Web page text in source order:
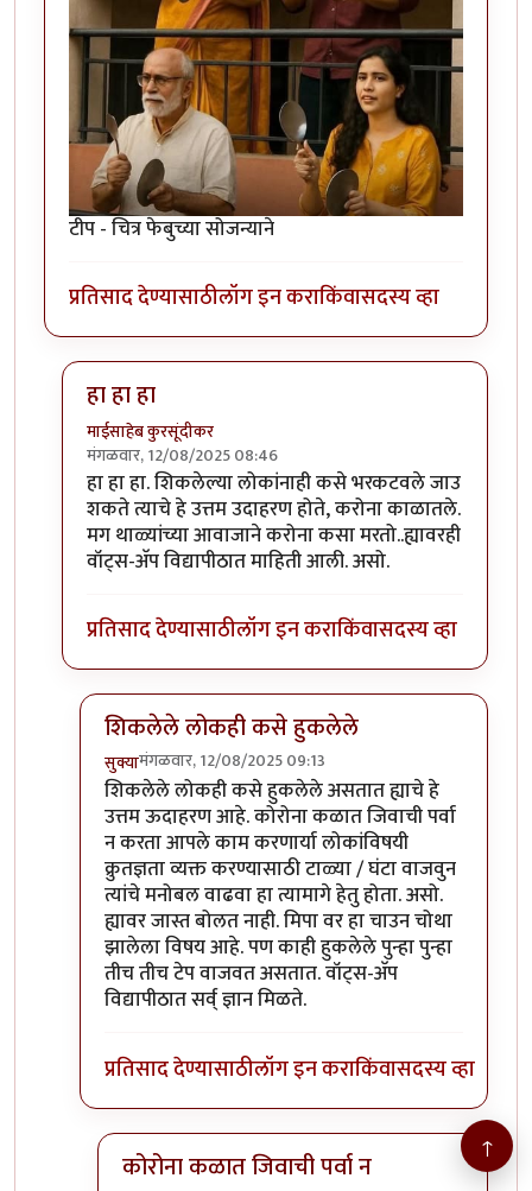
टीप - चित्र फेबुच्या सोजन्याने
प्रतिसाद देण्यासाठीलॉग इन कराकिंवासदस्य व्हा
हा हा हा
माईसाहेब कुरसूंदीकर
मंगळवार, 12/08/2025 08:46
In reply toगो टॅरीफ गो!byयुयुत्सु
हा हा हा. शिकलेल्या लोकांनाही कसे भरकटवले जाउ
शकते त्याचे हे उत्तम उदाहरण होते, करोना काळातले.
मग थाळ्यांच्या आवाजाने करोना कसा मरतो..ह्यावरही
वॉट्स-अ‍ॅप विद्यापीठात माहिती आली. असो.
प्रतिसाद देण्यासाठीलॉग इन कराकिंवासदस्य व्हा
शिकलेले लोकही कसे हुकलेले
सुक्यामंगळवार, 12/08/2025 09:13
In reply toहा हा हाbyमाईसाहेब कुरसूंदीकर
शिकलेले लोकही कसे हुकलेले असतात ह्याचे हे
उत्तम ऊदाहरण आहे. कोरोना कळात जिवाची पर्वा
न करता आपले काम करणार्या लोकांविषयी
क्रुतज्ञता व्यक्त करण्यासाठी टाळ्या / घंटा वाजवुन
त्यांचे मनोबल वाढवा हा त्यामागे हेतु होता. असो.
ह्यावर जास्त बोलत नाही. मिपा वर हा चाउन चोथा
झालेला विषय आहे. पण काही हुकलेले पुन्हा पुन्हा
तीच तीच टेप वाजवत असतात. वॉट्स-अ‍ॅप
विद्यापीठात सर्व् ज्ञान मिळते.
प्रतिसाद देण्यासाठीलॉग इन कराकिंवासदस्य व्हा
कोरोना कळात जिवाची पर्वा न
↑